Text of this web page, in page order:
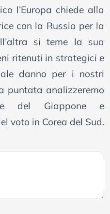
l’Europa chiede alla
con la Russia per la
si teme la sua
ritenuti in strategici e
danno per i nostri
puntata analizzeremo
del Giappone e
voto in Corea del Sud.